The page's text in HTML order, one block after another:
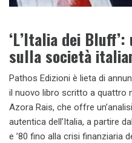
‘L’Italia dei
sulla società
Pathos Edizioni è lieta di
il nuovo libro scritto a quattro
Azora Rais, che offre
autentica dell’Italia, a partire
e ’80 fino alla crisi finanziaria